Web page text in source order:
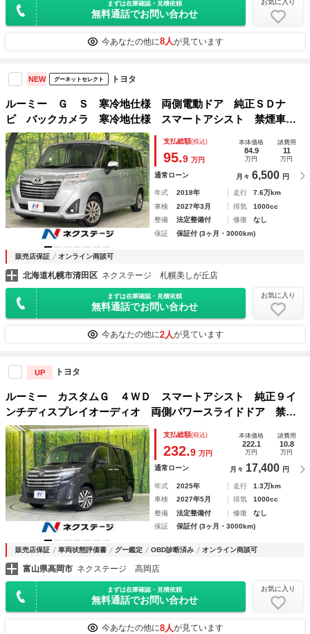
まずは在庫確認・見積依頼
無料通話でお問い合わせ
お気に入り
今あなたの他に8人が見ています
NEW グーネットセレクト トヨタ
ルーミー Ｇ Ｓ 寒冷地仕様 両側電動ドア 純正ＳＤナ
ビ バックカメラ 寒冷地仕様 スマートアシスト 禁煙車
ドラレコ コーナーセンサー スマートキー ＬＥＤヘッド
ＥＴＣ クルコン オートライト オートエアコン
支払総額(税込)
95.9 万円
本体価格
84.9
万円
諸費用
11
万円
通常ローン 月々 6,500 円
年式 2018年 走行
7.6万km
車検
2027年3月 排気
1000cc
整備
法定整備付 修復
なし
保証
保証付 (3ヶ月・3000km)
販売店保証 オンライン商談可
北海道札幌市清田区 ネクステージ 札幌美しが丘店
まずは在庫確認・見積依頼
無料通話でお問い合わせ
お気に入り
今あなたの他に2人が見ています
UP トヨタ
ルーミー カスタムＧ ４ＷＤ スマートアシスト 純正９イ
ンチディスプレイオーディオ 両側パワースライドドア 禁煙
車 Ｂｌｕｅｔｏｏｔｈ バックカメラ フルセグ ＬＥＤヘ
ッドライト フロントフォグ 純正１４インチアルミ
支払総額(税込)
232.9 万円
本体価格
222.1
万円
諸費用
10.8
万円
通常ローン 月々 17,400 円
年式 2025年 走行
1.3万km
車検
2027年5月 排気
1000cc
整備
法定整備付 修復
なし
保証
保証付 (3ヶ月・3000km)
販売店保証 車両状態評価書 グー鑑定 OBD診断済み オンライン商談可
富山県高岡市 ネクステージ 高岡店
まずは在庫確認・見積依頼
無料通話でお問い合わせ
お気に入り
今あなたの他に8人が見ています